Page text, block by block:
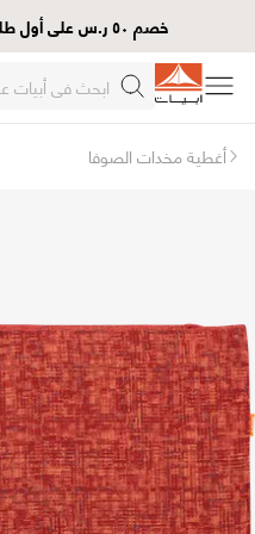
خصم ٥٠ ر.س على أول طلب عبر التطبيق | الكود APP5
أغطية مخدات الصوفا